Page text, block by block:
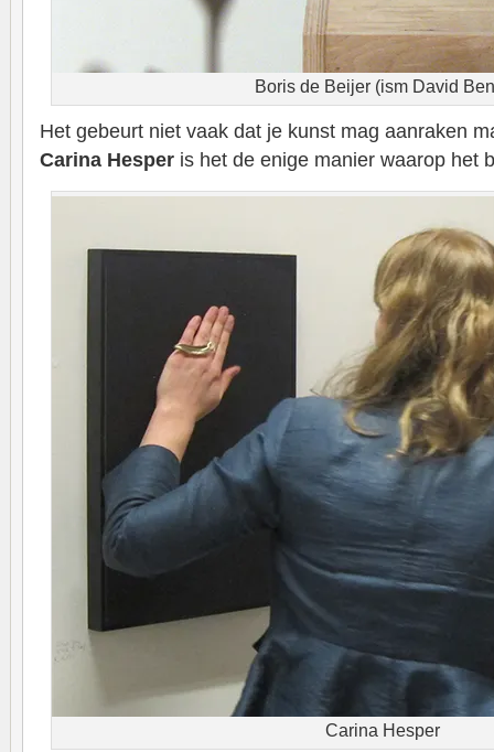
Boris de Beijer (ism David
Het gebeurt niet vaak dat je kunst mag aanraken
Carina Hesper is het de enige manier waarop het
Carina Hesper